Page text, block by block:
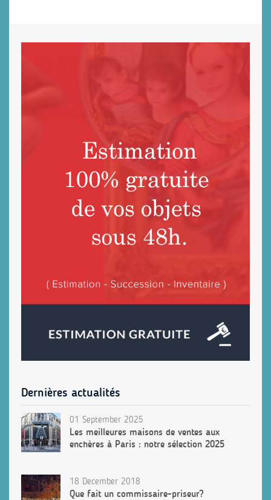
Dernières actualités
01 September 2025
Les meilleures maisons de ventes aux
enchères à Paris : notre sélection 2025
18 December 2018
Que fait un commissaire-priseur?